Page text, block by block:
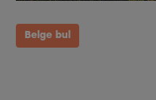
Belge bul